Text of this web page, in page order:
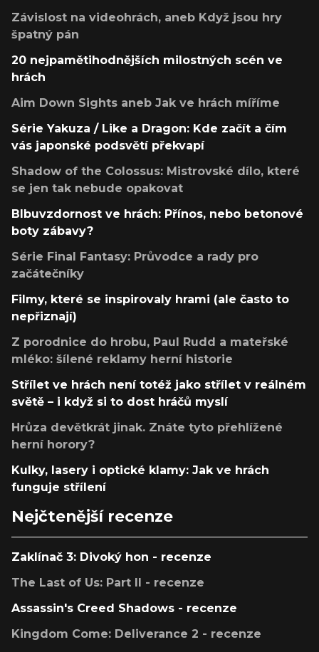
Závislost na videohrách, aneb Když jsou hry
špatný pán
20 nejpamětihodnějších milostných scén ve
hrách
Aim Down Sights aneb Jak ve hrách míříme
Série Yakuza / Like a Dragon: Kde začít a čím
vás japonské podsvětí překvapí
Shadow of the Colossus: Mistrovské dílo, které
se jen tak nebude opakovat
Blbuvzdornost ve hrách: Přínos, nebo betonové
boty zábavy?
Série Final Fantasy: Průvodce a rady pro
začátečníky
Filmy, které se inspirovaly hrami (ale často to
nepřiznají)
Z porodnice do hrobu, Paul Rudd a mateřské
mléko: šílené reklamy herní historie
Střílet ve hrách není totéž jako střílet v reálném
světě – i když si to dost hráčů myslí
Hrůza devětkrát jinak. Znáte tyto přehlížené
herní horory?
Kulky, lasery i optické klamy: Jak ve hrách
funguje střílení
Nejčtenější recenze
Zaklínač 3: Divoký hon - recenze
The Last of Us: Part II - recenze
Assassin's Creed Shadows - recenze
Kingdom Come: Deliverance 2 - recenze